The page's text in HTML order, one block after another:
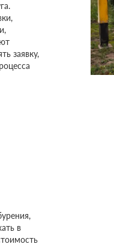
заявку,
в